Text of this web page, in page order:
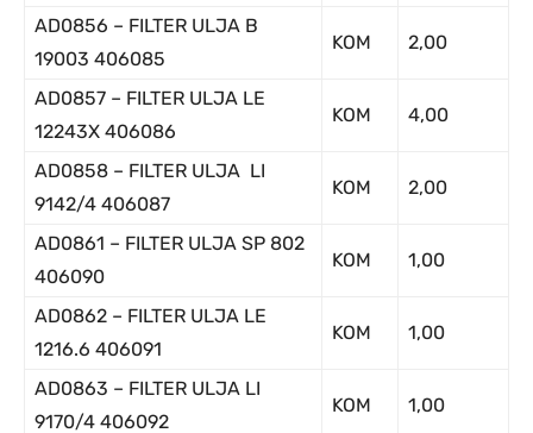
AD0856 – FILTER ULJA B
19003 406085
KOM 2,00
AD0857 – FILTER ULJA LE
12243X 406086
KOM 4,00
AD0858 – FILTER ULJA LI
9142/4 406087
KOM 2,00
AD0861 – FILTER ULJA SP 802
406090
KOM 1,00
AD0862 – FILTER ULJA LE
1216.6 406091
KOM 1,00
AD0863 – FILTER ULJA LI
9170/4 406092
KOM 1,00